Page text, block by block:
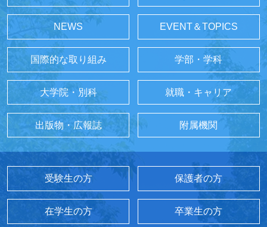
NEWS EVENT＆TOPICS
国際的な取り組み 学部・学科
大学院・別科 就職・キャリア
出版物・広報誌 附属機関
受験生の方 保護者の方
在学生の方 卒業生の方